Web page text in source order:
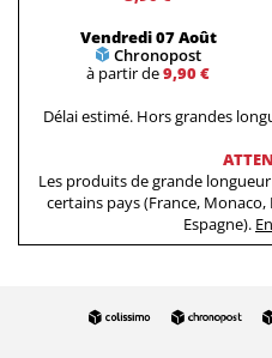
Vendredi 07 Août
Chronopost
à partir de9,90 €
Délai estimé. Hors grandes
Les produits de grande
certains pays (France,
Espagne).